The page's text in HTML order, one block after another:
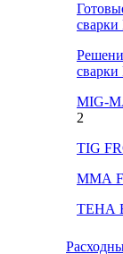
MIG-
2
TIG
ММА
ТЕНА